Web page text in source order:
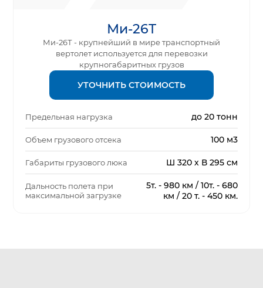
Ми-26Т
Ми-26Т - крупнейший в мире транспортный
вертолет используется для перевозки
крупногабаритных грузов
УТОЧНИТЬ СТОИМОСТЬ
Предельная нагрузка до 20 тонн
Объем грузового отсека 100 м3
Габариты грузового люка Ш 320 х В 295 см
Дальность полета при
максимальной загрузке
5т. - 980 км / 10т. - 680
км / 20 т. - 450 км.